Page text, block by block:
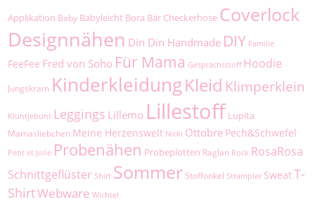
Applikation Baby Babyleicht Bora Bär Checkerhose Coverlock
Designnähen Din Din Handmade DIY Familie
FeeFee Fred von Soho Für Mama Gesprächsstoff Hoodie
Jungskram KinderkleidungKleid Klimperklein
Kluntjebunt Leggings Lillemo Lillestoff Lupita
Mamasliebchen Meine Herzenswelt Nicki Ottobre Pech&Schwefel
Petit et Jolie Probenähen Probeplotten Raglan Rock RosaRosa
Schnittgeflüster Shirt Sommer Stoffonkel Strampler SweatT-
ShirtWebware Wichtel